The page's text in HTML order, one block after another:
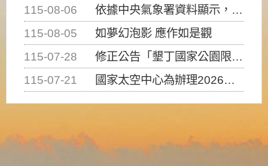
115-08-06
依據中央氣象署資料顯示，白海豚颱風持續接近臺灣，請密切注意動向及早完成防災應變準備
115-08-05
如夢幻泡影 應作如是觀
115-07-28
修正公告「墾丁國家公園限制水域遊憩活動之種類、範圍、時間及行為」，自即日生效。
115-07-21
國家太空中心為辦理2026台灣盃火箭競賽，陸、海、空域警戒及協調相關事宜，因颱風備案事宜